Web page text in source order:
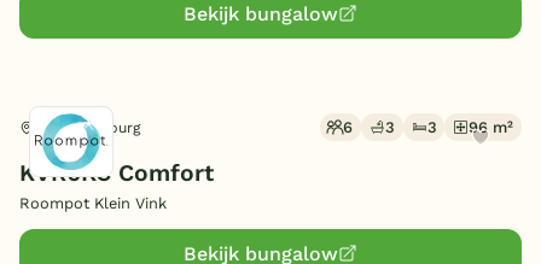
Bekijk bungalow
Arcen, Limburg 6 3 3 96 m²
KVR6KC Comfort
Roompot Klein Vink
Bekijk bungalow